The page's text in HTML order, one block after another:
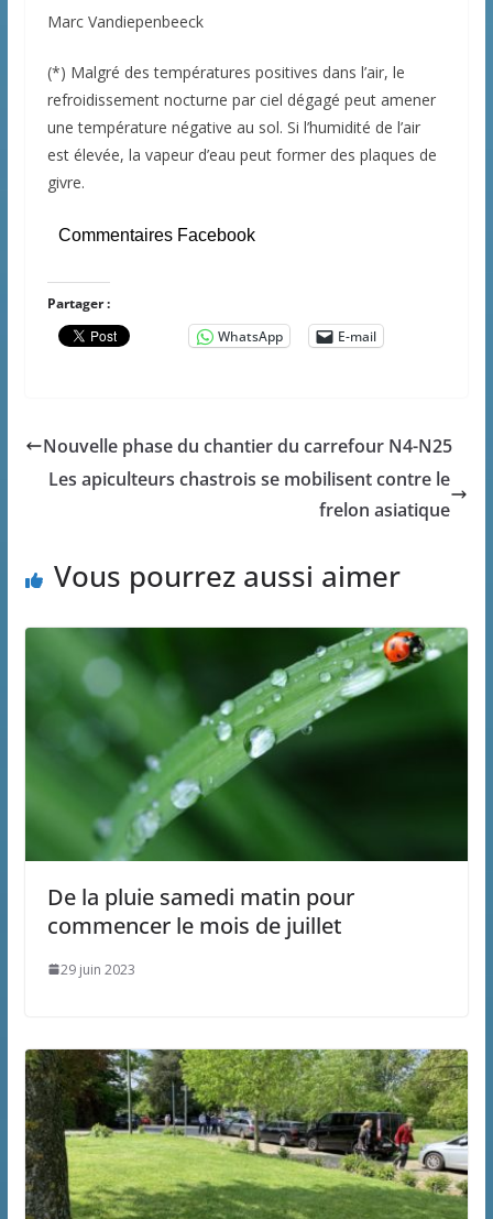
Marc Vandiepenbeeck
(*) Malgré des températures positives dans l’air, le
refroidissement nocturne par ciel dégagé peut amener
une température négative au sol. Si l’humidité de l’air
est élevée, la vapeur d’eau peut former des plaques de
givre.
Commentaires Facebook
Partager :
WhatsApp
E-mail
Nouvelle phase du chantier du carrefour N4-N25
Les apiculteurs chastrois se mobilisent contre le
frelon asiatique
Vous pourrez aussi aimer
De la pluie samedi matin pour
commencer le mois de juillet
29 juin 2023